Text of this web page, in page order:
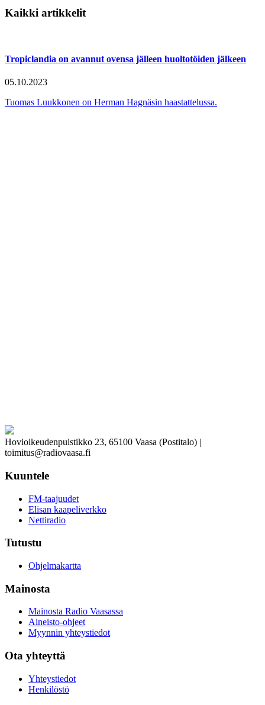
Kaikki artikkelit
Tropiclandia on avannut ovensa jälleen huoltotöiden jälkeen
05.10.2023
Tuomas Luukkonen on Herman Hagnäsin haastattelussa.
Hovioikeudenpuistikko 23, 65100 Vaasa (Postitalo) |
toimitus@radiovaasa.fi
Kuuntele
FM-taajuudet
Elisan kaapeliverkko
Nettiradio
Tutustu
Ohjelmakartta
Mainosta
Mainosta Radio Vaasassa
Aineisto-ohjeet
Myynnin yhteystiedot
Ota yhteyttä
Yhteystiedot
Henkilöstö